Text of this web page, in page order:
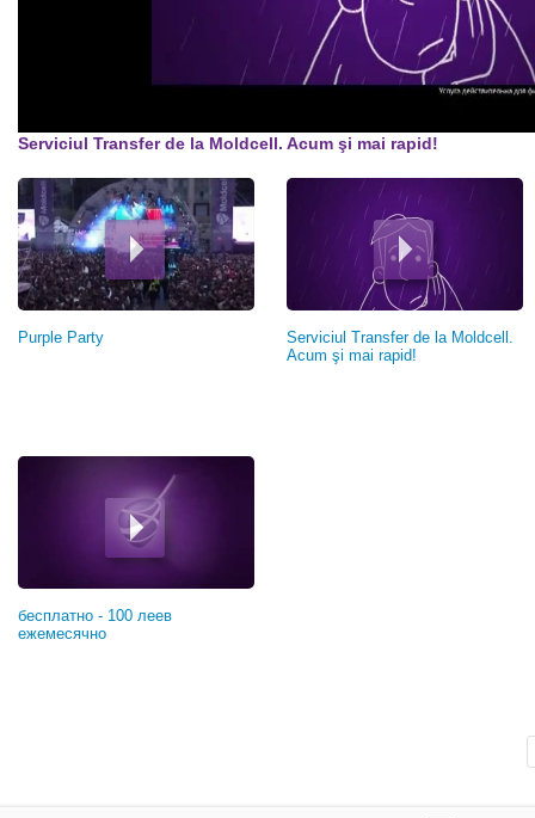
Serviciul Transfer de la Moldcell. Acum şi mai rapid!
Purple Party
Serviciul Transfer de la Moldcell.
Acum şi mai rapid!
бесплатно - 100 леев
ежемесячно
Страницы